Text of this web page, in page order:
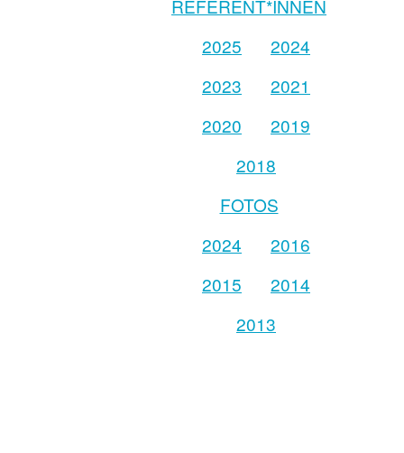
REFERENT*INNEN
2025
2024
2023
2021
2020
2019
2018
FOTOS
2024
2016
2015
2014
2013